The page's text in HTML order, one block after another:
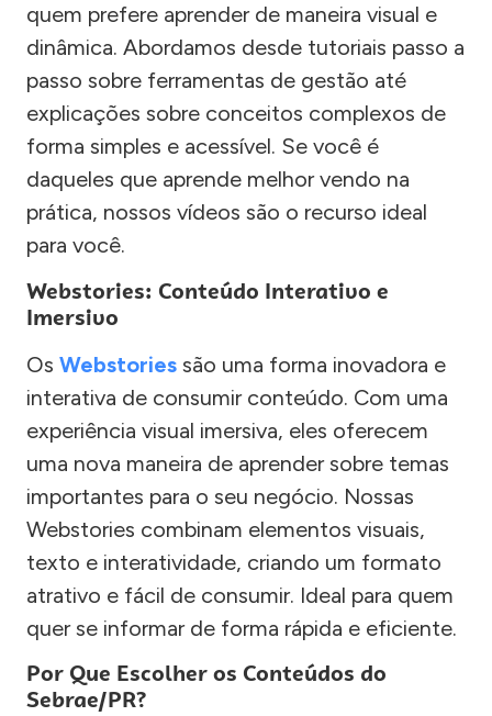
quem prefere aprender de maneira visual e
dinâmica. Abordamos desde tutoriais passo a
passo sobre ferramentas de gestão até
explicações sobre conceitos complexos de
forma simples e acessível. Se você é
daqueles que aprende melhor vendo na
prática, nossos vídeos são o recurso ideal
para você.
Webstories: Conteúdo Interativo e
Imersivo
Os Webstories são uma forma inovadora e
interativa de consumir conteúdo. Com uma
experiência visual imersiva, eles oferecem
uma nova maneira de aprender sobre temas
importantes para o seu negócio. Nossas
Webstories combinam elementos visuais,
texto e interatividade, criando um formato
atrativo e fácil de consumir. Ideal para quem
quer se informar de forma rápida e eficiente.
Por Que Escolher os Conteúdos do
Sebrae/PR?